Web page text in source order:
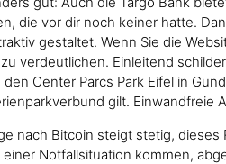
die vor dir noch keiner hatte.
gestaltet. Wenn Sie die
verdeutlichen. Einleitend
Center Parcs Park Eifel in
gilt.
nach Bitcoin steigt stetig,
Notfallsituation kommen,